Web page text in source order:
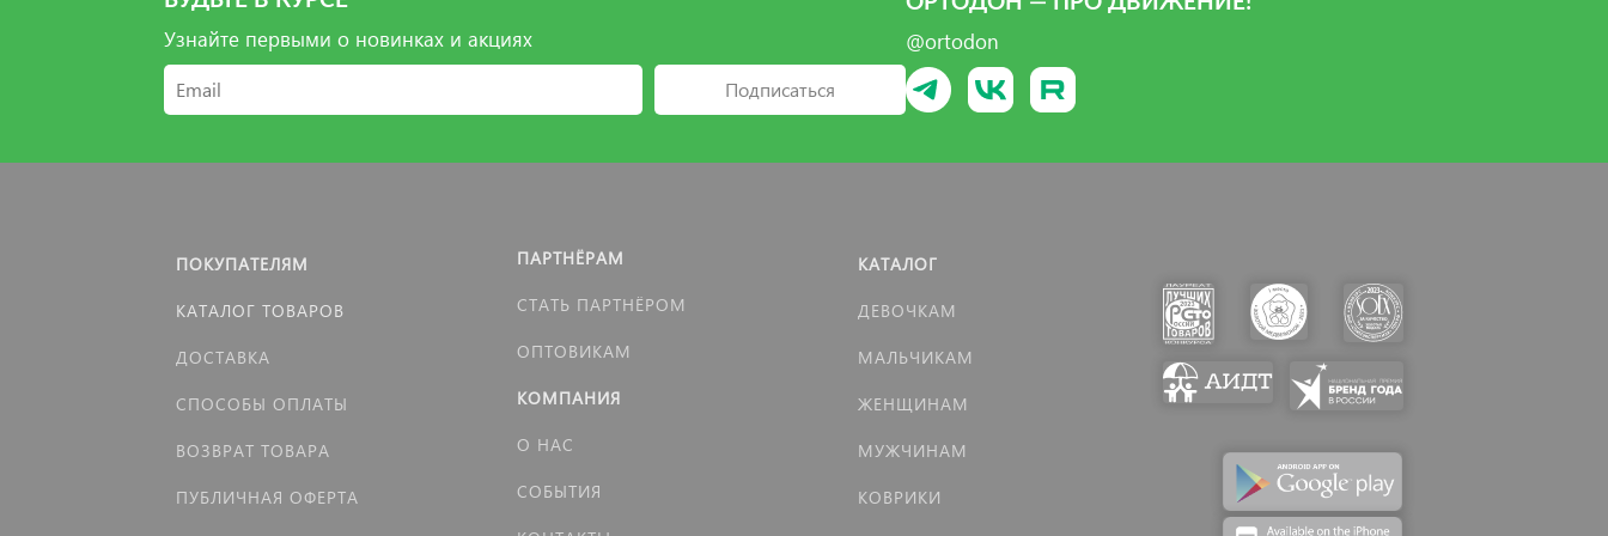
Узнайте первыми о новинках и акциях
Подписаться
@ortodon
ПОКУПАТЕЛЯМ
КАТАЛОГ ТОВАРОВ
ДОСТАВКА
СПОСОБЫ ОПЛАТЫ
ВОЗВРАТ ТОВАРА
ПУБЛИЧНАЯ ОФЕРТА
ПАРТНЁРАМ
СТАТЬ ПАРТНЁРОМ
ОПТОВИКАМ
КОМПАНИЯ
О НАС
СОБЫТИЯ
КАТАЛОГ
ДЕВОЧКАМ
МАЛЬЧИКАМ
ЖЕНЩИНАМ
МУЖЧИНАМ
КОВРИКИ